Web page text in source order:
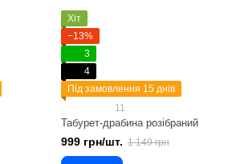
Хіт
−13%
3
4
Під замовлення 15 днів
11
Табурет-драбина розібраний
999 грн/шт. 1 149 грн